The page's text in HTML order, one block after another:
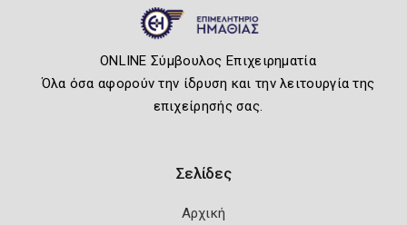
ONLINE Σύμβουλος Επιχειρηματία
Όλα όσα αφορούν την ίδρυση και την λειτουργία της
επιχείρησής σας.
Σελίδες
Αρχική